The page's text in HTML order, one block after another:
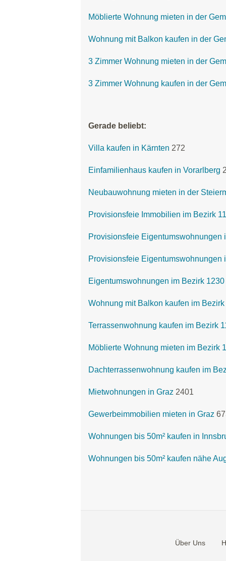
Möblierte Wohnung mieten in der
Wohnung mit Balkon kaufen in der
3 Zimmer Wohnung mieten in der
3 Zimmer Wohnung kaufen in der
Gerade beliebt:
Villa kaufen in Kärnten 272
Einfamilienhaus kaufen in Vorarlberg
Neubauwohnung mieten in der
Provisionsfeie Immobilien im Bezirk
Provisionsfeie Eigentumswohnungen
Provisionsfeie Eigentumswohnungen
Eigentumswohnungen im Bezirk
Wohnung mit Balkon kaufen im
Terrassenwohnung kaufen im Bezirk
Möblierte Wohnung mieten im Bezirk
Dachterrassenwohnung kaufen im
Mietwohnungen in Graz 2401
Gewerbeimmobilien mieten in Graz
Wohnungen bis 50m² kaufen in
Wohnungen bis 50m² kaufen nähe
Über Uns